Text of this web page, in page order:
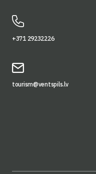
+371 29232226
tourism@ventspils.lv